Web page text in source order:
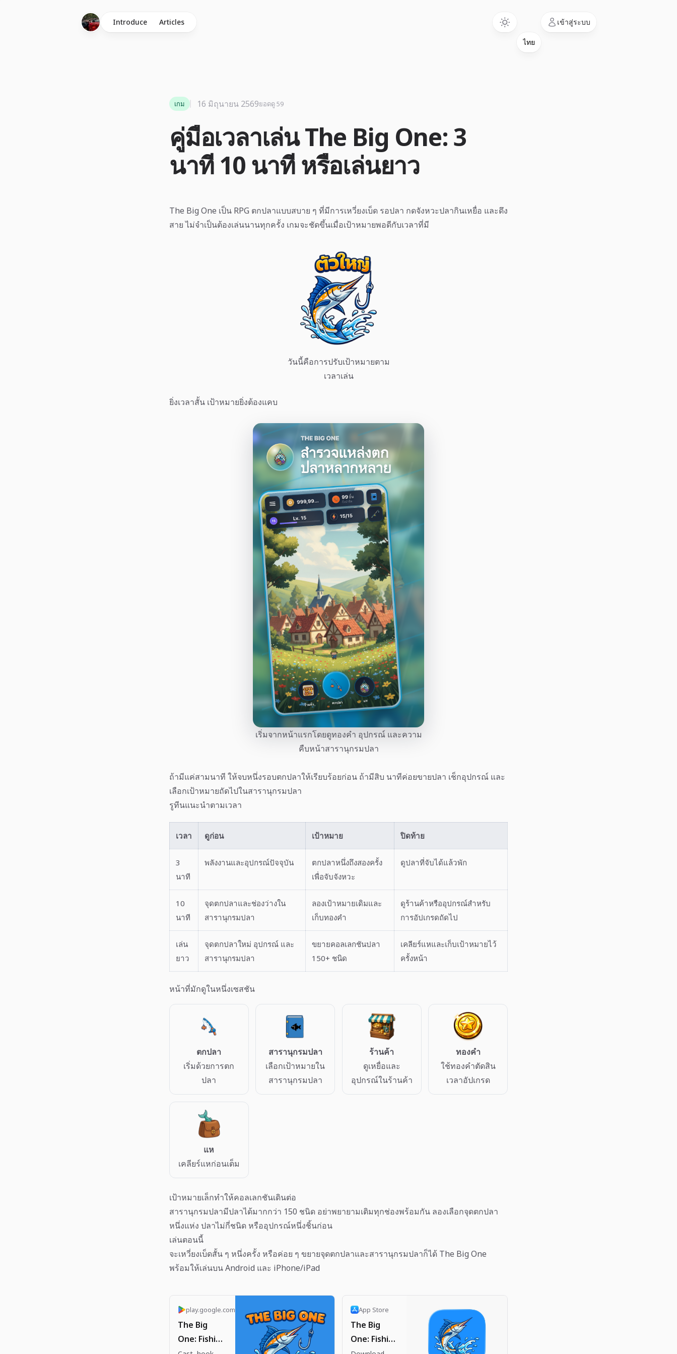
Introduce Articles Language เข้าสู่ระบบ
คู่มือเวลาเล่น The Big One: 3
นาที 10 นาที หรือเล่นยาว
เกม 16 มิถุนายน 2569ยอดดู 59
The Big One เป็น RPG ตกปลาแบบสบาย ๆ ที่มีการเหวี่ยงเบ็ด รอปลา กดจังหวะปลากินเหยื่อ และดึง
สาย ไม่จำเป็นต้องเล่นนานทุกครั้ง เกมจะชัดขึ้นเมื่อเป้าหมายพอดีกับเวลาที่มี
วันนี้คือการปรับเป้าหมายตาม
เวลาเล่น
ยิ่งเวลาสั้น เป้าหมายยิ่งต้องแคบ
เริ่มจากหน้าแรกโดยดูทองคำ อุปกรณ์ และความ
คืบหน้าสารานุกรมปลา
ถ้ามีแค่สามนาที ให้จบหนึ่งรอบตกปลาให้เรียบร้อยก่อน ถ้ามีสิบ นาทีค่อยขายปลา เช็กอุปกรณ์ และ
เลือกเป้าหมายถัดไปในสารานุกรมปลา
รูทีนแนะนำตามเวลา
เวลา ดูก่อน เป้าหมาย ปิดท้าย
3
นาที
พลังงานและอุปกรณ์ปัจจุบัน
ตกปลาหนึ่งถึงสองครั้ง
เพื่อจับจังหวะ
ดูปลาที่จับได้แล้วพัก
10
นาที
จุดตกปลาและช่องว่างใน
สารานุกรมปลา
ลองเป้าหมายเดิมและ
เก็บทองคำ
ดูร้านค้าหรืออุปกรณ์สำหรับ
การอัปเกรดถัดไป
เล่น
ยาว
จุดตกปลาใหม่ อุปกรณ์ และ
สารานุกรมปลา
ขยายคอลเลกชันปลา
150+ ชนิด
เคลียร์แหและเก็บเป้าหมายไว้
ครั้งหน้า
หน้าที่มักดูในหนึ่งเซสชัน
ตกปลา
เริ่มด้วยการตก
ปลา
สารานุกรมปลา
เลือกเป้าหมายใน
สารานุกรมปลา
ร้านค้า
ดูเหยื่อและ
อุปกรณ์ในร้านค้า
ทองคำ
ใช้ทองคำตัดสิน
เวลาอัปเกรด
แห
เคลียร์แหก่อนเต็ม
เป้าหมายเล็กทำให้คอลเลกชันเดินต่อ
สารานุกรมปลามีปลาได้มากกว่า 150 ชนิด อย่าพยายามเติมทุกช่องพร้อมกัน ลองเลือกจุดตกปลา
หนึ่งแห่ง ปลาไม่กี่ชนิด หรืออุปกรณ์หนึ่งชิ้นก่อน
เล่นตอนนี้
จะเหวี่ยงเบ็ดสั้น ๆ หนึ่งครั้ง หรือค่อย ๆ ขยายจุดตกปลาและสารานุกรมปลาก็ได้ The Big One
พร้อมให้เล่นบน Android และ iPhone/iPad
play.google.com
The Big
One: Fishing
App Store
The Big
One: Fishing